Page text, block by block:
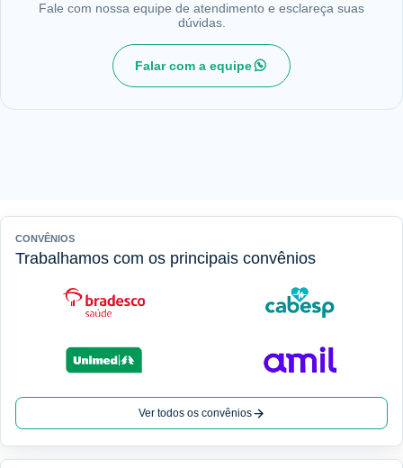
Fale com nossa equipe de atendimento e esclareça suas
dúvidas.
Falar com a equipe
CONVÊNIOS
Trabalhamos com os principais convênios
Ver todos os convênios